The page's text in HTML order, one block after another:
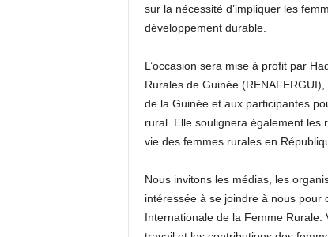
sur la nécessité d’impliquer les
développement durable.
L’occasion sera mise à profit par
Rurales de Guinée (RENAFERGUI)
de la Guinéeet aux participantes
rural. Elle soulignera également les
vie des femmes rurales en
Nous invitons les médias, les
intéressée à se joindre à nous pour
Internationale de la Femme Rurale.